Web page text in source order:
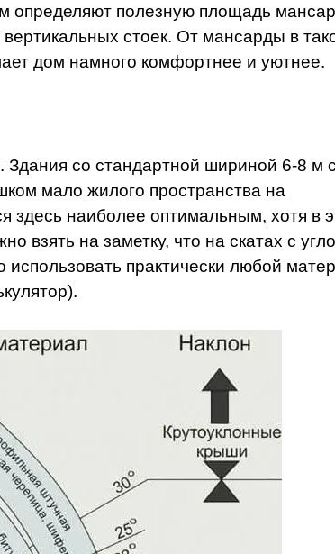
определяют полезную площадь
стоек. От мансарды в
дом намного комфортнее и уютнее.
Здания со стандартной шириной 6-8 м
мало жилого пространства на
здесь наиболее оптимальным, хотя в
взять на заметку, что на скатах с
практически любой